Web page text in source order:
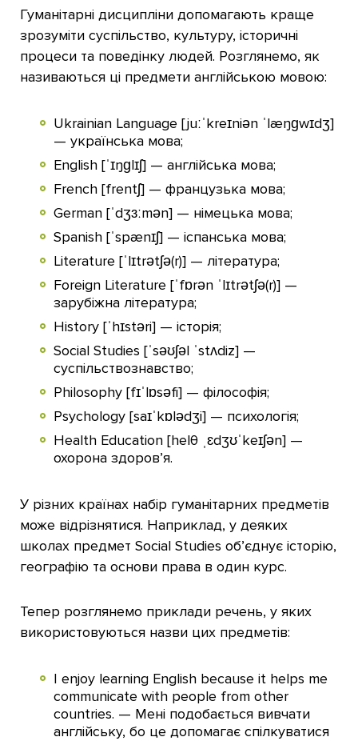
Гуманітарні дисципліни допомагають краще
зрозуміти суспільство, культуру, історичні
процеси та поведінку людей. Розглянемо, як
називаються ці предмети англійською мовою:
Ukrainian Language [juːˈkreɪniən ˈlæŋɡwɪdʒ]
— українська мова;
English [ˈɪŋɡlɪʃ] — англійська мова;
French [frentʃ] — французька мова;
German [ˈdʒɜːmən] — німецька мова;
Spanish [ˈspænɪʃ] — іспанська мова;
Literature [ˈlɪtrətʃə(r)] — література;
Foreign Literature [ˈfɒrən ˈlɪtrətʃə(r)] —
зарубіжна література;
History [ˈhɪstəri] — історія;
Social Studies [ˈsəʊʃəl ˈstʌdiz] —
суспільствознавство;
Philosophy [fɪˈlɒsəfi] — філософія;
Psychology [saɪˈkɒlədʒi] — психологія;
Health Education [helθ ˌɛdʒʊˈkeɪʃən] —
охорона здоров’я.
У різних країнах набір гуманітарних предметів
може відрізнятися. Наприклад, у деяких
школах предмет Social Studies об’єднує історію,
географію та основи права в один курс.
Тепер розглянемо приклади речень, у яких
використовуються назви цих предметів:
I enjoy learning English because it helps me
communicate with people from other
countries. — Мені подобається вивчати
англійську, бо це допомагає спілкуватися